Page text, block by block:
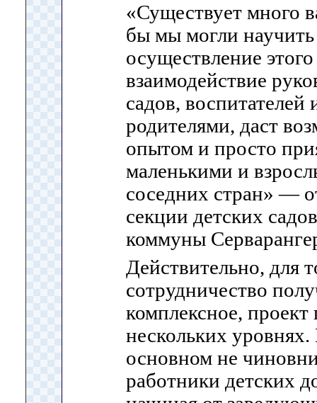
«Существует много
бы мы могли
осуществление
взаимодействие
садов, воспитателей
родителями, даст
опытом и просто
маленькими и
соседних стран» —
секции детских
коммуны
Действительно, для
сотрудничество
комплексное, проект
нескольких
основном не
работники детских